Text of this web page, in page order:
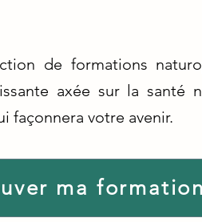
de formations
axée sur la santé
façonnera votre avenir.
ma formation